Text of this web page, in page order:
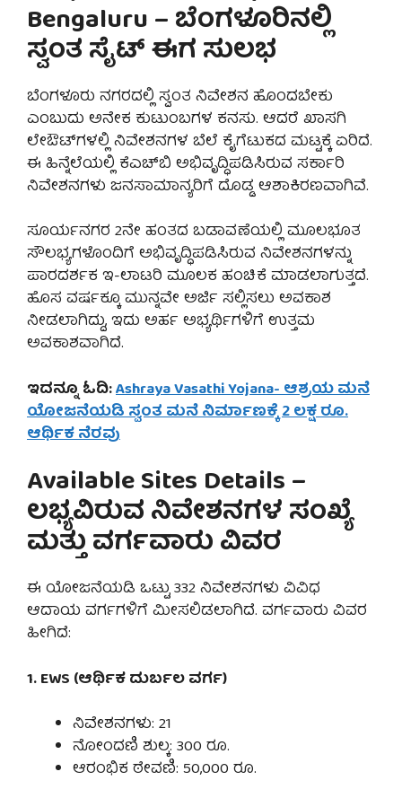
Bengaluru – ಬೆಂಗಳೂರಿನಲ್ಲಿ
ಸ್ವಂತ ಸೈಟ್ ಈಗ ಸುಲಭ
ಬೆಂಗಳೂರು ನಗರದಲ್ಲಿ ಸ್ವಂತ ನಿವೇಶನ ಹೊಂದಬೇಕು
ಎಂಬುದು ಅನೇಕ ಕುಟುಂಬಗಳ ಕನಸು. ಆದರೆ ಖಾಸಗಿ
ಲೇಔಟ್‌ಗಳಲ್ಲಿ ನಿವೇಶನಗಳ ಬೆಲೆ ಕೈಗೆಟುಕದ ಮಟ್ಟಕ್ಕೆ ಏರಿದೆ.
ಈ ಹಿನ್ನೆಲೆಯಲ್ಲಿ ಕೆಎಚ್‌ಬಿ ಅಭಿವೃದ್ಧಿಪಡಿಸಿರುವ ಸರ್ಕಾರಿ
ನಿವೇಶನಗಳು ಜನಸಾಮಾನ್ಯರಿಗೆ ದೊಡ್ಡ ಆಶಾಕಿರಣವಾಗಿವೆ.
ಸೂರ್ಯನಗರ 2ನೇ ಹಂತದ ಬಡಾವಣೆಯಲ್ಲಿ ಮೂಲಭೂತ
ಸೌಲಭ್ಯಗಳೊಂದಿಗೆ ಅಭಿವೃದ್ಧಿಪಡಿಸಿರುವ ನಿವೇಶನಗಳನ್ನು
ಪಾರದರ್ಶಕ ಇ-ಲಾಟರಿ ಮೂಲಕ ಹಂಚಿಕೆ ಮಾಡಲಾಗುತ್ತದೆ.
ಹೊಸ ವರ್ಷಕ್ಕೂ ಮುನ್ನವೇ ಅರ್ಜಿ ಸಲ್ಲಿಸಲು ಅವಕಾಶ
ನೀಡಲಾಗಿದ್ದು, ಇದು ಅರ್ಹ ಅಭ್ಯರ್ಥಿಗಳಿಗೆ ಉತ್ತಮ
ಅವಕಾಶವಾಗಿದೆ.
ಇದನ್ನೂ ಓದಿ:Ashraya Vasathi Yojana- ಆಶ್ರಯ ಮನೆ
ಯೋಜನೆಯಡಿ ಸ್ವಂತ ಮನೆ ನಿರ್ಮಾಣಕ್ಕೆ 2 ಲಕ್ಷ ರೂ.
ಆರ್ಥಿಕ ನೆರವು
Available Sites Details –
ಲಭ್ಯವಿರುವ ನಿವೇಶನಗಳ ಸಂಖ್ಯೆ
ಮತ್ತು ವರ್ಗವಾರು ವಿವರ
ಈ ಯೋಜನೆಯಡಿ ಒಟ್ಟು 332 ನಿವೇಶನಗಳು ವಿವಿಧ
ಆದಾಯ ವರ್ಗಗಳಿಗೆ ಮೀಸಲಿಡಲಾಗಿದೆ. ವರ್ಗವಾರು ವಿವರ
ಹೀಗಿದೆ:
1. EWS (ಆರ್ಥಿಕ ದುರ್ಬಲ ವರ್ಗ)
ನಿವೇಶನಗಳು: 21
ನೋಂದಣಿ ಶುಲ್ಕ: 300 ರೂ.
ಆರಂಭಿಕ ಠೇವಣಿ: 50,000 ರೂ.